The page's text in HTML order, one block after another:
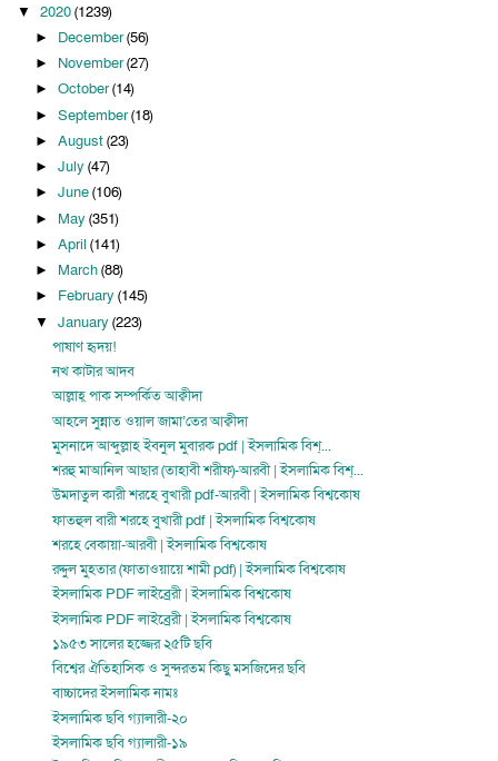
▼ 2020(1239)
► December(56)
► November(27)
► October(14)
► September(18)
► August(23)
► July (47)
► June(106)
► May (351)
► April (141)
► March(88)
► February (145)
▼ January (223)
পাষাণ হৃদয়!
নখ কাটার আদব
আল্লাহ্‌ পাক সম্পর্কিত আক্বীদা
আহলে সুন্নাত ওয়াল জামা’তের আক্বীদা
মুসনাদে আব্দুল্লাহ ইবনুল মুবারক pdf | ইসলামিক বিশ্...
শরহু মাআনিল আছার (তাহাবী শরীফ)-আরবী | ইসলামিক বিশ্...
উমদাতুল কারী শরহে বুখারী pdf-আরবী | ইসলামিক বিশ্বকোষ
ফাতহুল বারী শরহে বুখারী pdf | ইসলামিক বিশ্বকোষ
শরহে বেকায়া-আরবী | ইসলামিক বিশ্বকোষ
রদ্দুল মুহতার (ফাতাওয়ায়ে শামী pdf) | ইসলামিক বিশ্বকোষ
ইসলামিক PDF লাইব্রেরী | ইসলামিক বিশ্বকোষ
ইসলামিক PDF লাইব্রেরী | ইসলামিক বিশ্বকোষ
১৯৫৩ সালের হজ্জের ২৫টি ছবি
বিশ্বের ঐতিহাসিক ও সুন্দরতম কিছু মসজিদের ছবি
বাচ্চাদের ইসলামিক নামঃ
ইসলামিক ছবি গ্যালারী-২০
ইসলামিক ছবি গ্যালারী-১৯